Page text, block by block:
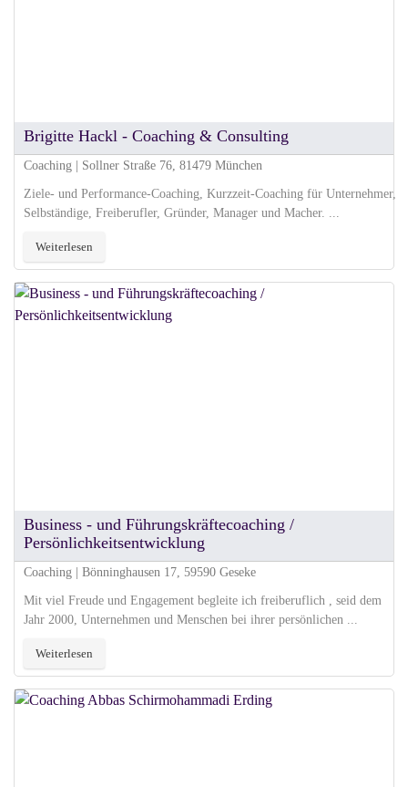
Brigitte Hackl - Coaching & Consulting
Coaching | Sollner Straße 76, 81479 München
Ziele- und Performance-Coaching, Kurzzeit-Coaching für Unternehmer,
Selbständige, Freiberufler, Gründer, Manager und Macher. ...
Weiterlesen
Business - und Führungskräftecoaching /
Persönlichkeitsentwicklung
Coaching | Bönninghausen 17, 59590 Geseke
Mit viel Freude und Engagement begleite ich freiberuflich , seid dem
Jahr 2000, Unternehmen und Menschen bei ihrer persönlichen ...
Weiterlesen